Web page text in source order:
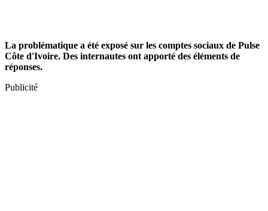
La problématique a été exposé sur les comptes sociaux de Pulse
Côte d'Ivoire. Des internautes ont apporté des éléments de
réponses.
Publicité